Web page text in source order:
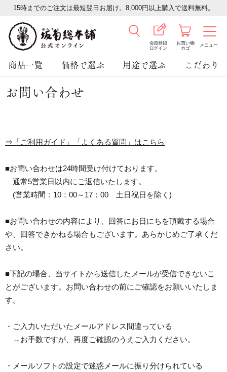
15時までのご注文は最短翌日お届け。8,000円以上購入で送料無料。
会員登録
ログイン
お買い物
カゴ
メニュー
商品一覧 価格で選ぶ 用途で選ぶ こだわり
お問い合わせ
⇒「ご利用ガイド」「よくある質問」はこちら
■お問い合わせは24時間受け付けております。
通常5営業日以内にご返信いたします。
(営業時間：10：00～17：00 土日祝日を除く)
■お問い合わせの内容により、回答にお日にちを頂戴する場合
や、回答できかねる場合もございます。あらかじめご了承くだ
さい。
■下記の場合、当サイトから送信したメールが受信できないこ
とがございます。お問い合わせの前にご確認をお願いいたしま
す。
・ご入力いただいたメールアドレス間違っている
→お手数ですが、再度ご確認のうえご入力ください。
・メールソフトの設定で迷惑メールに振り分けられている